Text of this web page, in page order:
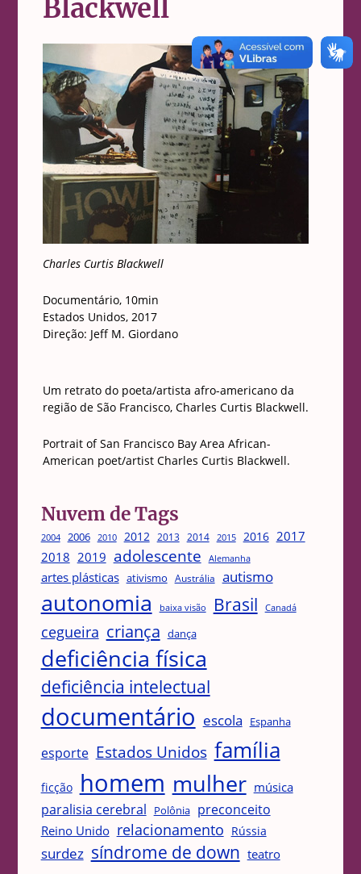
Blackwell
Charles Curtis Blackwell
Documentário, 10min
Estados Unidos, 2017
Direção: Jeff M. Giordano
Um retrato do poeta/artista afro-americano da
região de São Francisco, Charles Curtis Blackwell.
Portrait of San Francisco Bay Area African-
American poet/artist Charles Curtis Blackwell.
Nuvem de Tags
2004 2006 2010 2012 2013 2014 2015 2016 2017
2018 2019 adolescente Alemanha
artes plásticas ativismo Austrália autismo
autonomia baixa visão Brasil Canadá
cegueira criança dança
deficiência física
deficiência intelectual
documentário escola Espanha
esporte Estados Unidos família
ficção homem mulher música
paralisia cerebral Polônia preconceito
Reino Unido relacionamento Rússia
surdez síndrome de down teatro